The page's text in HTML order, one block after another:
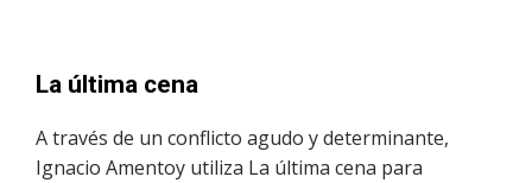
La última cena
A través de un conflicto agudo y determinante,
Ignacio Amentoy utiliza La última cena para